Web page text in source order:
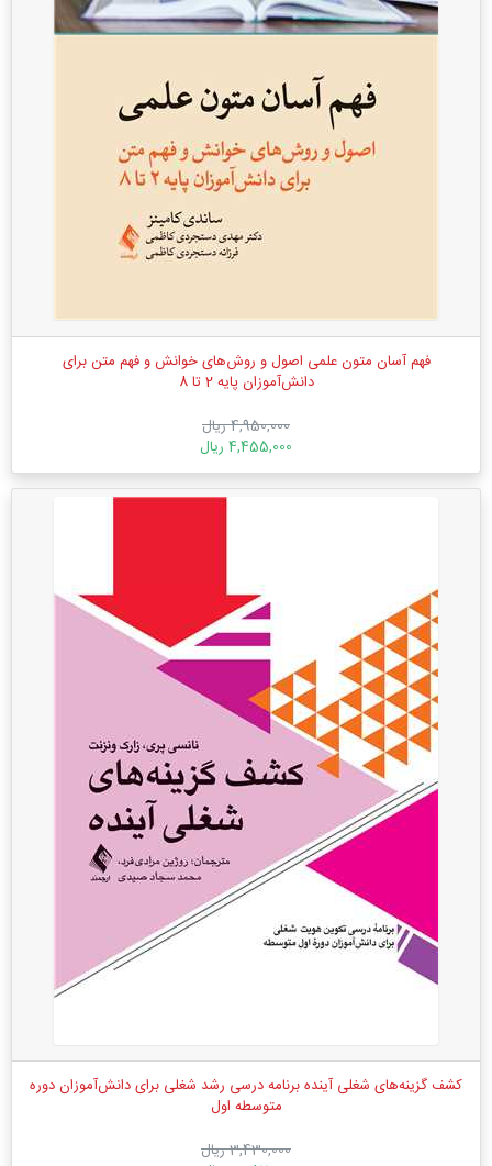
فهم آسان متون علمی اصول و روش‌های خوانش و فهم متن برای
دانش‌آموزان پایه 2 تا 8
4,950,000 ریال
4,455,000 ریال
کشف گزینه‌های شغلی آینده برنامه درسی رشد شغلی برای دانش‌آموزان دوره
متوسطه اول
3,430,000 ریال